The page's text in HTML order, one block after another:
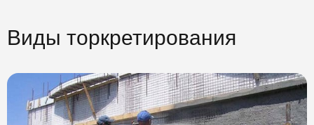
Виды торкретирования